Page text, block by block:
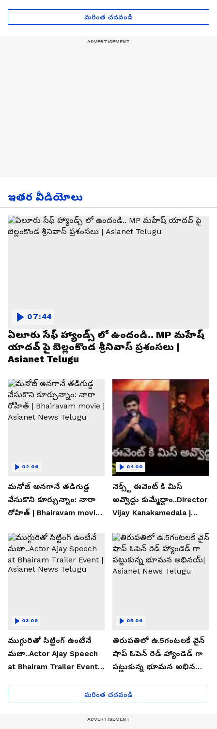
మరింత చదవండి
ఇతర వీడియోలు
ఏలూరు సేఫ్ హ్యాండ్స్ లో ఉందండి.. MP మహేష్
యాదవ్ పై బెల్లంకొండ శ్రీనివాస్ ప్రశంసలు |
Asianet Telugu
07:44
మనోజ్ అనగానే తడిగుడ్డ
వేసుకొని కూర్చున్నాం: నారా
రోహిత్ | Bhairavam movie |
02:06
నెక్స్ట్ ఈవెంట్ కి మిస్
అవ్వొద్దు కుమ్మేద్దాం..Director
Vijay Kanakamedala |
04:00
ముగ్గురితో సిట్టింగ్ ఉంటేనే
మజా..Actor Ajay Speech
at Bhairam Trailer Event |
03:09
తిరుపతిలో ఉ.5గంటలకే వైన్
షాప్ ఓపెన్ రెడ్ హ్యాండెడ్ గా
పట్టుకున్న భూమన అభినయ్|
05:06
మరింత చదవండి